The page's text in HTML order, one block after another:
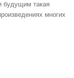
будущим такая
многих